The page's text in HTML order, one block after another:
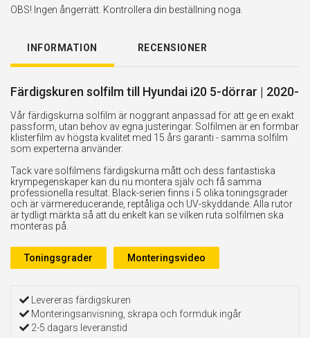
OBS! Ingen ångerrätt. Kontrollera din beställning noga.
INFORMATION RECENSIONER
Färdigskuren solfilm till Hyundai i20 5-dörrar | 2020-
Vår färdigskurna solfilm är noggrant anpassad för att ge en exakt
passform, utan behov av egna justeringar. Solfilmen är en formbar
klisterfilm av högsta kvalitet med 15 års garanti - samma solfilm
som experterna använder.
Tack vare solfilmens färdigskurna mått och dess fantastiska
krympegenskaper kan du nu montera själv och få samma
professionella resultat. Black-serien finns i 5 olika toningsgrader
och är värmereducerande, reptåliga och UV-skyddande. Alla rutor
är tydligt märkta så att du enkelt kan se vilken ruta solfilmen ska
monteras på.
Toningsgrader Monteringsvideo
Levereras färdigskuren
Monteringsanvisning, skrapa och formduk ingår
2-5 dagars leveranstid